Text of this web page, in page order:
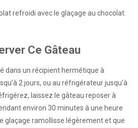
refroidi avec le glaçage au chocolat.
Ce Gâteau
dans un récipient hermétique à
2 jours, ou au réfrigérateur jusqu’à
laissez le gâteau reposer à
environ 30 minutes à une heure
glaçage ramollisse légèrement et que